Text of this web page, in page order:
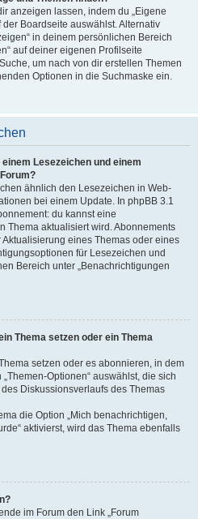
anzeigen lassen, indem du „Eigene
Boardseite auswählst. Alternativ
in deinem persönlichen Bereich
auf deiner eigenen Profilseite
um nach von dir erstellen Themen
Optionen in die Suchmaske ein.
Lesezeichen und einem
ähnlich den Lesezeichen in Web-
bei einem Update. In phpBB 3.1
du kannst eine
Thema aktualisiert wird. Abonnements
eines Themas oder eines
für Lesezeichen und
Bereich unter „Benachrichtigungen
Thema setzen oder ein Thema
setzen oder es abonnieren, in dem
Optionen“ auswählst, die sich
Diskussionsverlaufs des Themas
die Option „Mich benachrichtigen,
aktivierst, wird das Thema ebenfalls
im Forum den Link „Forum